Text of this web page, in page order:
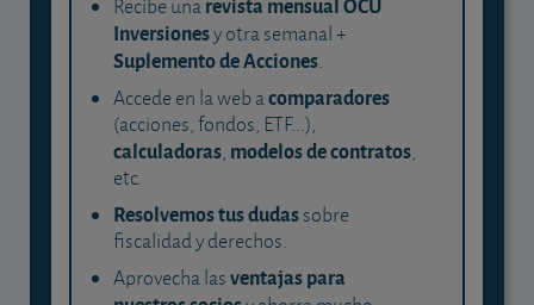
Recibe una
Inversionesy otra semanal +
Suplemento de Acciones.
Accede en la web acomparadores
(acciones, fondos, ETF...),
calculadoras, modelos de contratos,
etc.
Resolvemos tus dudassobre
fiscalidad y derechos.
Aprovecha lasventajas para